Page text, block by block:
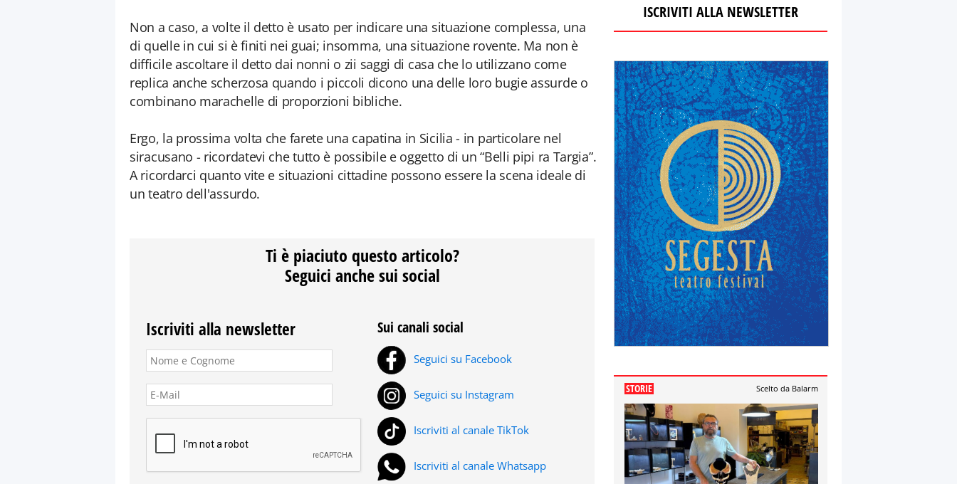
Non a caso, a volte il detto è usato per indicare una situazione complessa, una
di quelle in cui si è finiti nei guai; insomma, una situazione rovente. Ma non è
difficile ascoltare il detto dai nonni o zii saggi di casa che lo utilizzano come
replica anche scherzosa quando i piccoli dicono una delle loro bugie assurde o
combinano marachelle di proporzioni bibliche.
Ergo, la prossima volta che farete una capatina in Sicilia - in particolare nel
siracusano - ricordatevi che tutto è possibile e oggetto di un “Belli pipi ra Targia”.
A ricordarci quanto vite e situazioni cittadine possono essere la scena ideale di
un teatro dell'assurdo.
Ti è piaciuto questo articolo?
Seguici anche sui social
Iscriviti alla newsletter Sui canali social
Seguici su Facebook
Seguici su Instagram
Iscriviti al canale TikTok
Iscriviti al canale Whatsapp
ISCRIVITI ALLA NEWSLETTER
STORIE Scelto da Balarm